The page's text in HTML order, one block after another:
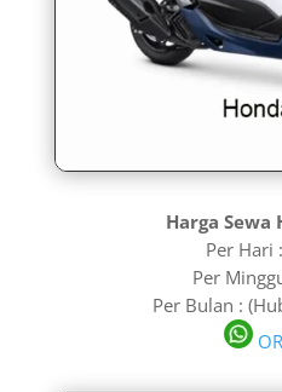
Harga Sewa
Per Hari
Per
Per Bulan :